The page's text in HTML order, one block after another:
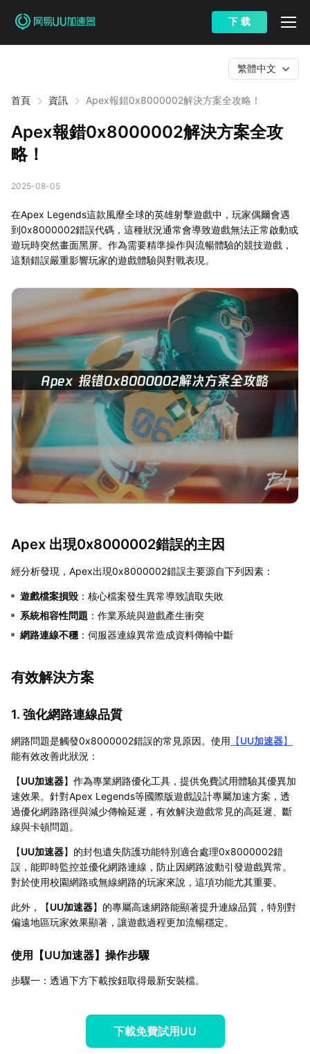
下 载
首頁 資訊 Apex報錯0x8000002解決方案全攻略！
繁體中文
Apex報錯0x8000002解決方案全攻
略！
2025-08-05
在Apex Legends這款風靡全球的英雄射擊遊戲中，玩家偶爾會遇
到0x8000002錯誤代碼，這種狀況通常會導致遊戲無法正常啟動或
遊玩時突然畫面黑屏。作為需要精準操作與流暢體驗的競技遊戲，
這類錯誤嚴重影響玩家的遊戲體驗與對戰表現。
Apex 出現0x8000002錯誤的主因
經分析發現，Apex出現0x8000002錯誤主要源自下列因素：
遊戲檔案損毀 ：核心檔案發生異常導致讀取失敗
系統相容性問題 ：作業系統與遊戲產生衝突
網路連線不穩 ：伺服器連線異常造成資料傳輸中斷
有效解決方案
1. 強化網路連線品質
網路問題是觸發0x8000002錯誤的常見原因。使用 【UU加速器】
能有效改善此狀況：
【UU加速器】作為專業網路優化工具，提供免費試用體驗其優異加
速效果。針對Apex Legends等國際版遊戲設計專屬加速方案，透
過優化網路路徑與減少傳輸延遲，有效解決遊戲常見的高延遲、斷
線與卡頓問題。
【UU加速器】的封包遺失防護功能特別適合處理0x8000002錯
誤，能即時監控並優化網路連線，防止因網路波動引發遊戲異常。
對於使用校園網路或無線網路的玩家來說，這項功能尤其重要。
此外，【UU加速器】的專屬高速網路能顯著提升連線品質，特別對
偏遠地區玩家效果顯著，讓遊戲過程更加流暢穩定。
使用【UU加速器】操作步驟
步驟一：透過下方下載按鈕取得最新安裝檔。
下載免費試用UU